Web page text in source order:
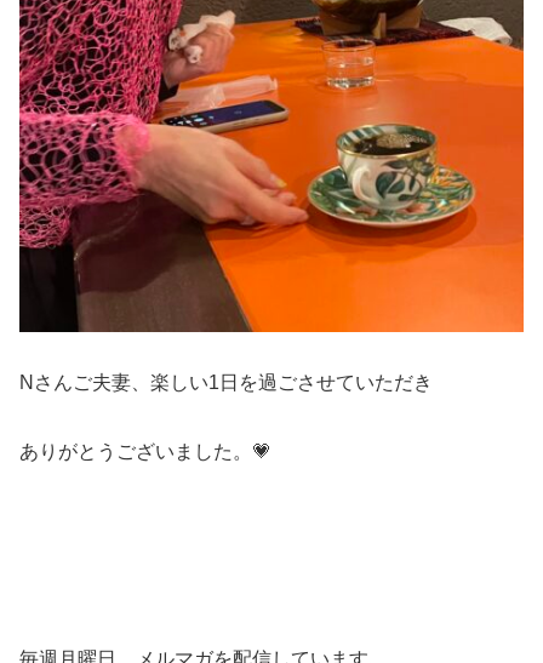
Nさんご夫妻、楽しい1日を過ごさせていただき
ありがとうございました。💗
毎週月曜日、メルマガを配信しています、